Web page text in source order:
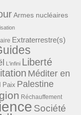
Armes nucléaires
Extraterrestre(s)
L'infini Liberté
Méditer en
Paix Palestine
Réchauffement
Société